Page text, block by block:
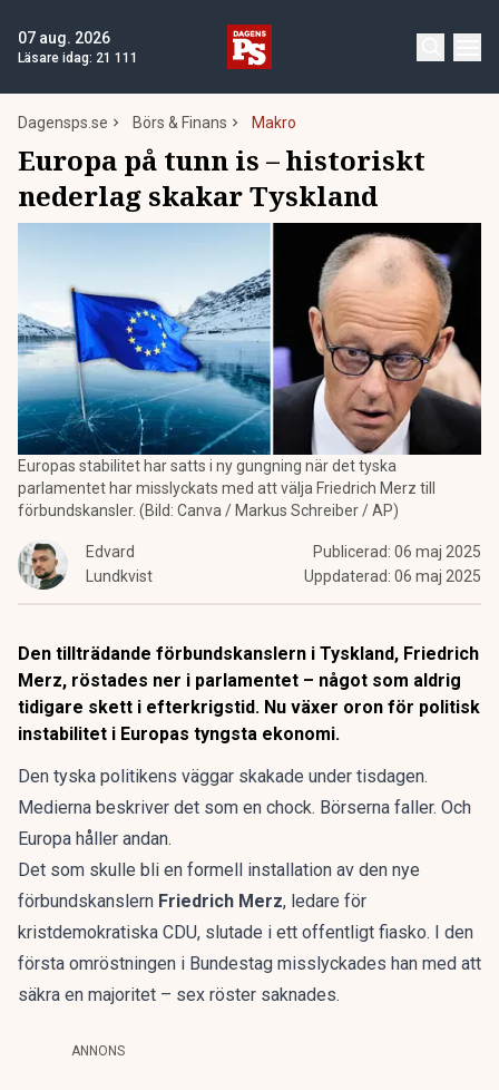
07 aug. 2026
Läsare idag: 21 111
Dagensps.se Börs & Finans Makro
Europa på tunn is – historiskt
nederlag skakar Tyskland
Europas stabilitet har satts i ny gungning när det tyska
parlamentet har misslyckats med att välja Friedrich Merz till
förbundskansler. (Bild: Canva / Markus Schreiber / AP)
Edvard
Lundkvist
Publicerad: 06 maj 2025
Uppdaterad: 06 maj 2025
Den tillträdande förbundskanslern i Tyskland, Friedrich
Merz, röstades ner i parlamentet – något som aldrig
tidigare skett i efterkrigstid. Nu växer oron för politisk
instabilitet i Europas tyngsta ekonomi.
Den tyska politikens väggar skakade under tisdagen.
Medierna beskriver det som en chock. Börserna faller. Och
Europa håller andan.
Det som skulle bli en formell installation av den nye
förbundskanslern Friedrich Merz, ledare för
kristdemokratiska CDU, slutade i ett offentligt fiasko. I den
första omröstningen i Bundestag misslyckades han med att
säkra en majoritet – sex röster saknades.
ANNONS